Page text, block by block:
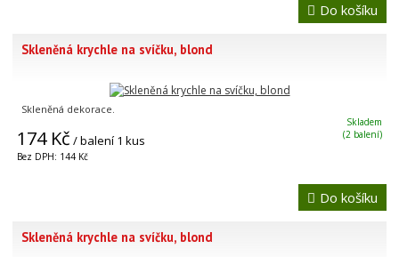
Do košíku
Skleněná krychle na svíčku, blond
Skleněná dekorace.
174 Kč / balení 1 kus
Bez DPH: 144 Kč
Skladem
(2 balení)
Do košíku
Skleněná krychle na svíčku, blond